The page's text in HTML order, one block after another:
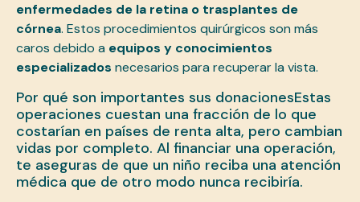
enfermedades de la retina o trasplantes de
córnea. Estos procedimientos quirúrgicos son más
caros debido a equipos y conocimientos
especializados necesarios para recuperar la vista.
Por qué son importantes sus donacionesEstas
operaciones cuestan una fracción de lo que
costarían en países de renta alta, pero cambian
vidas por completo. Al financiar una operación,
te aseguras de que un niño reciba una atención
médica que de otro modo nunca recibiría.